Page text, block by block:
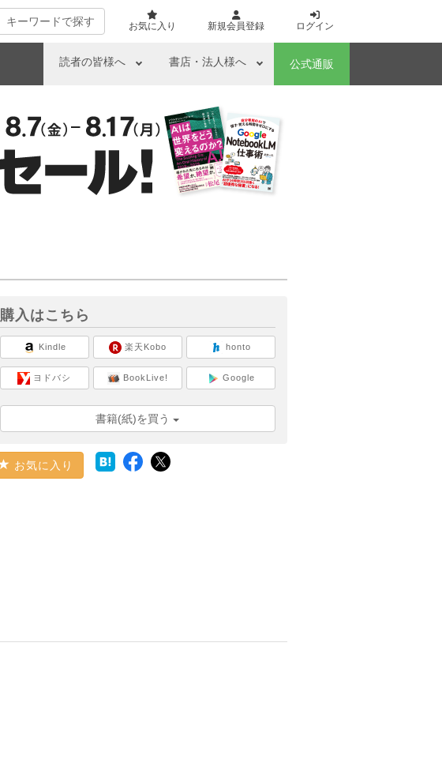
キーワードで探す お気に入り 新規会員登録 ログイン
読者の皆様へ 書店・法人様へ 公式通販
購入はこちら
Kindle
ヨドバシ
楽天Kobo
BookLive!
honto
Google
書籍(紙)を買う
お気に入り